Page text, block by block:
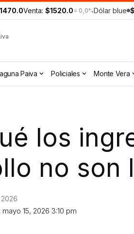
Venta: $1520.0 = 0,0%Dólar blue
Paiva Policiales Monte Vera
los
no son
15, 2026 3:10 pm